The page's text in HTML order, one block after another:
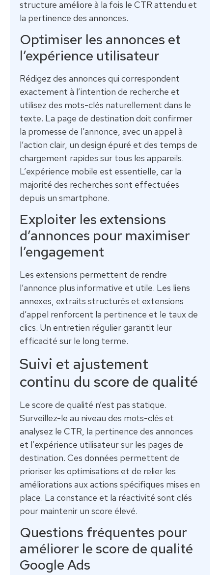
structure améliore à la fois le CTR attendu et
la pertinence des annonces.
Optimiser les annonces et
l’expérience utilisateur
Rédigez des annonces qui correspondent
exactement à l’intention de recherche et
utilisez des mots-clés naturellement dans le
texte. La page de destination doit confirmer
la promesse de l’annonce, avec un appel à
l’action clair, un design épuré et des temps de
chargement rapides sur tous les appareils.
L’expérience mobile est essentielle, car la
majorité des recherches sont effectuées
depuis un smartphone.
Exploiter les extensions
d’annonces pour maximiser
l’engagement
Les extensions permettent de rendre
l’annonce plus informative et utile. Les liens
annexes, extraits structurés et extensions
d’appel renforcent la pertinence et le taux de
clics. Un entretien régulier garantit leur
efficacité sur le long terme.
Suivi et ajustement
continu du score de qualité
Le score de qualité n’est pas statique.
Surveillez-le au niveau des mots-clés et
analysez le CTR, la pertinence des annonces
et l’expérience utilisateur sur les pages de
destination. Ces données permettent de
prioriser les optimisations et de relier les
améliorations aux actions spécifiques mises en
place. La constance et la réactivité sont clés
pour maintenir un score élevé.
Questions fréquentes pour
améliorer le score de qualité
Google Ads